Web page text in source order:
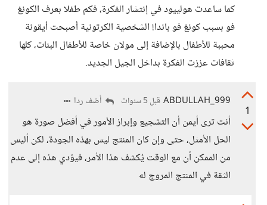
كما ساعدت هولييود في إنتشار الفكرة، فكم طفلا بعرف الكونغ
فو بسبب كونغ فو باندا! الشخصية الكرتونية أصبحت أيقونة
محببة للأطفال بالإضافة إلى مولان خاصة للأطفال البنات، كلها
ثقافات عززت الفكرة بداخل الجيل الجديد.
1
ABDULLAH_999 قبل 5 سنوات أضف ردا
أنت ترى أيمن أن التشجيع وإبراز الأمور في أفضل صورة هو
الحل الأمثل، حتى وإن كان المنتج ليس بهذه الجودة، لكن أليس
من الممكن أن مع الوقت يُكشف هذا الأمر، فيؤدي هذه إلى عدم
الثقة في المنتج المروج له